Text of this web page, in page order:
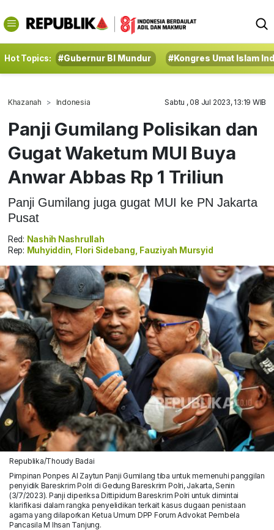
Hot Topics: #Gubernur BI Mundur #Kongres Umat Islam
Khazanah Indonesia Sabtu , 08 Jul 2023, 13:19 WIB
Panji Gumilang Polisikan dan
Gugat Waketum MUI Buya
Anwar Abbas Rp 1 Triliun
Panji Gumilang juga gugat MUI ke PN Jakarta
Pusat
Red: Nashih Nashrullah
Rep: Muhyiddin, Flori Sidebang, Fauziyah Mursyid
Republika/Thoudy Badai
Pimpinan Ponpes Al Zaytun Panji Gumilang tiba untuk memenuhi panggilan
penyidik Bareskrim Polri di Gedung Bareskrim Polri, Jakarta, Senin
(3/7/2023). Panji diperiksa Dittipidum Bareskrim Polri untuk dimintai
klarifikasi dalam rangka penyelidikan terkait kasus dugaan penistaan
agama yang dilaporkan Ketua Umum DPP Forum Advokat Pembela
Pancasila M Ihsan Tanjung.